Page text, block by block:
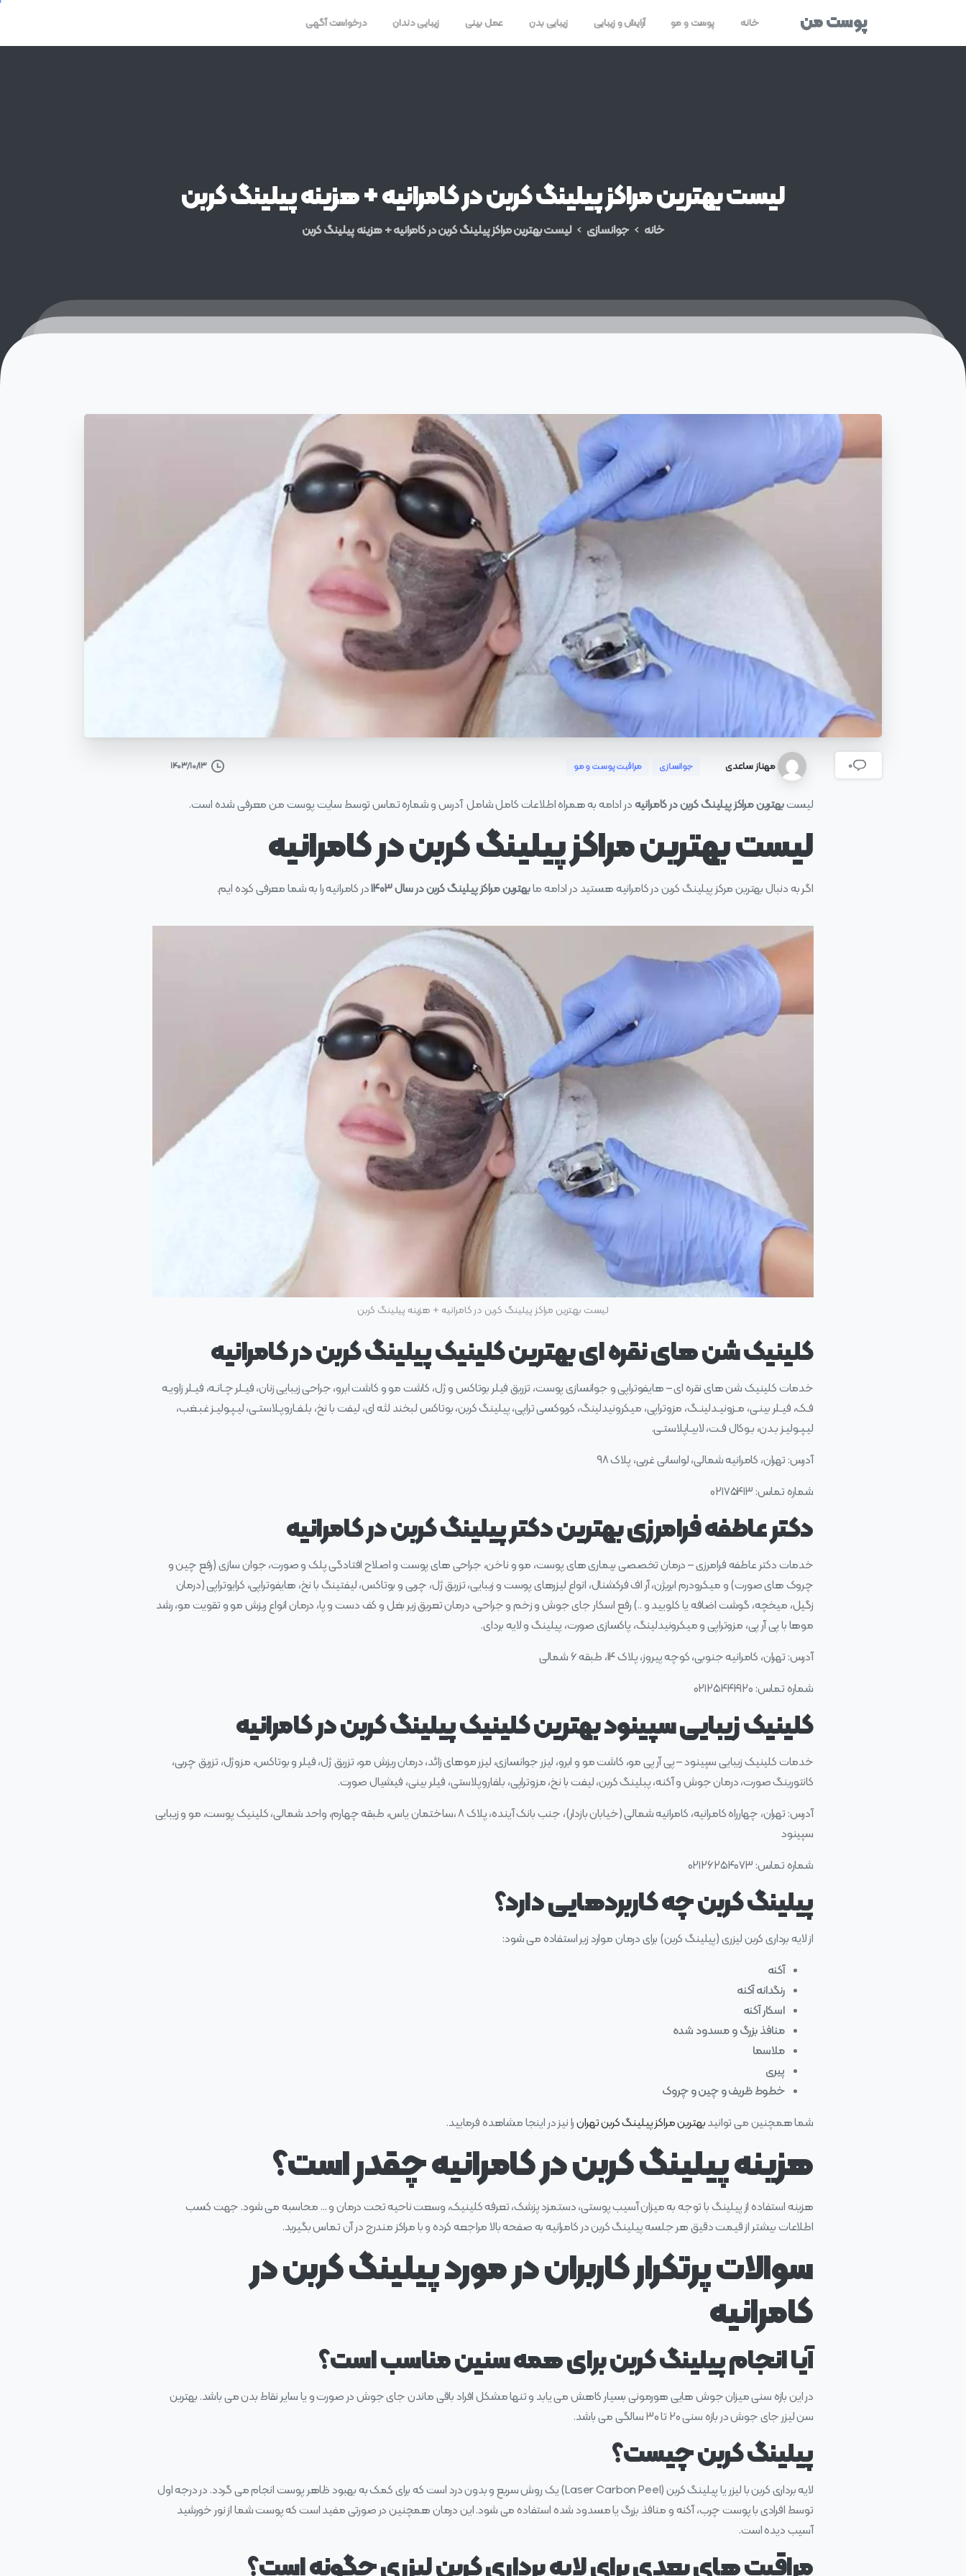
پوست من خانه پوست و مو آرایش و زیبایی زیبایی بدن عمل بینی زیبایی دندان درخواست آگهی
لیستبهترینمراکزپیلینگکربندرکامرانیه+هزینهپیلینگکربن
خانه جوانسازی لیست بهترین مراکز پیلینگ کربن در کامرانیه + هزینه پیلینگ کربن
0 مهناز ساعدی جوانسازی مراقبت پوست و مو ۱۴۰۳/۱۰/۱۳
لیستبهترین مراکز پیلینگ کربن در کامرانیهدر ادامه به همراه اطلاعات کامل شامل آدرس و شماره تماس توسط سایت پوست من معرفی شده است.
لیست بهترین مراکز پیلینگ کربن در کامرانیه
اگر به دنبال بهترین مرکز پیلینگ کربن در کامرانیه هستید در ادامه مابهترین مراکز پیلینگ کربن در سال ۱۴۰۳ در کامرانیه را به شما معرفی کرده ایم.
لیست بهترین مراکز پیلینگ کربن در کامرانیه + هزینه پیلینگ کربن
کلینیک شن‌ های نقره‌ ای بهترین کلینیک پیلینگ کربن در کامرانیه
خدمات کلینیک شن‌ های نقره‌ ای – هایفوتراپی و جوانسازی پوست، تزریق فیلر بوتاکس و ژل، کاشت مو و کاشت ابرو، جراحی زیبایی زنان، فیـلر چـانـه، فیـلر زاویـه
فـک، فیـلر بینـی، مـزونیـدلینـگ، مزوتراپی، میکرونیدلینگ، کربوکسی تراپی، پیلینگ کربن، بوتاکس لبخند لثه ای، لیفت با نخ، بلـفـاروپـلاستـی، لیـپـولیـز غبـغب،
لیـپـولیـز بـدن، بـوکال فـت، لابیـاپلاستـی.
آدرس: تهران، کامرانیه شمالی، لواسانی غربی، پلاک ۹۸
شماره تماس: ۰۲۱۷۵۴۱۳
دکتر عاطفه فرامرزی بهترین دکتر پیلینگ کربن در کامرانیه
خدمات دکتر عاطفه فرامرزی – درمان تخصصی بیماری های پوست، مو و ناخن، جراحی های پوست و اصلاح افتادگی پلک و صورت، جوان سازی (رفع چین و
چروک های صورت) و میکرودرم ابریژن، آر اف فرکشنال، انواع لیزرهای پوست و زیبایی، تزریق ژل، چربی و بوتاکس، لیفتینگ با نخ، هایفوتراپی، کرایوتراپی (درمان
زگیل، میخچه، گوشت اضافه یا کلویید و ..) رفع اسکار جای جوش و زخم و جراحی، درمان تعریق زیر بغل و کف دست و پا، درمان انواع ریزش مو و تقویت مو، رشد
موها با پی آر پی، مزوتراپی و میکرونیدلینگ، پاکسازی صورت، پیلینگ و لایه بردای.
آدرس: تهران، کامرانیه جنوبی، کوچه پیروز، پلاک ۱۴، طبقه ۶ شمالی
شماره تماس: ۰۲۱۲۵۴۴۴۱۲۰
کلینیک زیبایی سپینود بهترین کلینیک پیلینگ کربن در کامرانیه
خدمات کلینیک زیبایی سپینود – پی آر پی مو، کاشت مو و ابرو، لیزر جوانسازی، لیزر موهای زائد، درمان ریزش مو، تزریق ژل، فیلر و بوتاکس، مزوژل، تزریق چربی،
کانتورینگ صورت، درمان جوش و آکنه، پبلینگ کربن، لیفت با نخ، مزوتراپی، بلفاروپلاستی، فیلر بینی، فیشیال صورت.
آدرس: تهران، چهارراه کامرانیه، کامرانیه شمالی (خیابان بازدار)، جنب بانک آینده، پلاک ۸ ،ساختمان یاس، طبقه چهارم، واحد شمالی، کلینیک پوست، مو و زیبایی
سپینود
شماره تماس: ۰۲۱۲۶۲۵۴۰۷۳
پیلینگ کربن چه کاربردهایی دارد؟
از لایه برداری کربن لیزری (پیلینگ کربن) برای درمان موارد زیر استفاده می شود:
آکنه
رنگدانه آکنه
اسکار آکنه
منافذ بزرگ و مسدود شده
ملاسما
پیری
خطوط ظریف و چین و چروک
شما همچنین می توانیدبهترین مراکز پیلینگ کربن تهرانرا نیز در اینجا مشاهده فرمایید.
هزینه پیلینگ کربن در کامرانیه چقدر است؟
هزینه استفاده از پیلینگ با توجه به میزان آسیب پوستی، دستمزد پزشک، تعرفه کلینیک، وسعت ناحیه تحت درمان و … محاسبه می شود. جهت کسب
اطلاعات بیشتر از قیمت دقیق هر جلسه پیلینگ کربن در کامرانیه به صفحه بالا مراجعه کرده و با مراکز مندرج در آن تماس بگیرید.
سوالات پرتکرار کاربران در مورد پیلینگ کربن در
کامرانیه
آیا انجام پیلینگ کربن برای همه سنین مناسب است؟
در این بازه‌ سنی میزان جوش‌ هایی هورمونی بسیار کاهش می‌ یابد و تنها مشکل افراد باقی ماندن جای جوش در صورت و یا سایر نقاط بدن می‌ باشد. بهترین
سن لیزر جای جوش در بازه سنی ۲۰ تا ۳۰ سالگی می باشد.
پیلینگ کربن چیست؟
لایه برداری کربن با لیزر یا پیلینگ کربن (Laser Carbon Peel) یک روش سریع و بدون درد است که برای کمک به بهبود ظاهر پوست انجام می گردد. در درجه اول
توسط افرادی با پوست چرب، آکنه و منافذ بزرگ یا مسدود شده استفاده می شود. این درمان همچنین در صورتی مفید است که پوست شما از نور خورشید
آسیب دیده است.